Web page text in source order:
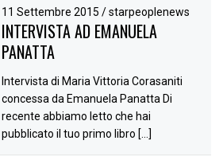
11 Settembre 2015/ starpeoplenews
INTERVISTA AD EMANUELA
PANATTA
Intervista di Maria Vittoria Corasaniti
concessa da Emanuela Panatta Di
recente abbiamo letto che hai
pubblicato il tuo primo libro […]